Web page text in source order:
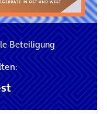
Beteiligung